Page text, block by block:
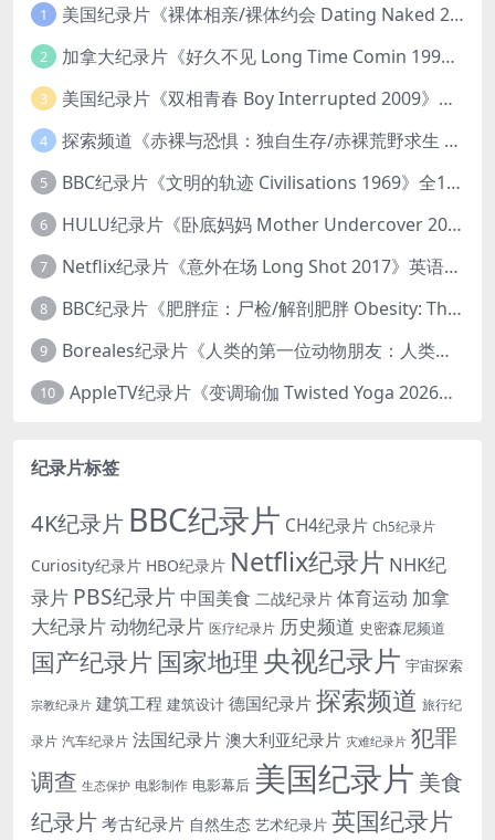
1 美国纪录片《裸体相亲/裸体约会 Dating Naked 2014-2016》第1-3季全33集 英语中英双字 无水印纯净版 1080P/MKV/85.6G 裸体相亲真人秀
2 加拿大纪录片《好久不见 Long Time Comin 1993》英语中英双字 官方纯净版 1080P/MKV/1G 女同性艺术家
3 美国纪录片《双相青春 Boy Interrupted 2009》英语中英双字 官方纯净版 1080P/MKV/1.43G 青少年躁郁症
4 探索频道《赤裸与恐惧：独自生存/赤裸荒野求生 Naked and Afraid: Solo 2023》第一季全8集 英语中英双字 官方纯净版 高码1080P/MKV/45.4G
5 BBC纪录片《文明的轨迹 Civilisations 1969》全13集 英语中英双字 高清收藏版 1080P/MKV/64.1G 西方艺术史话
6 HULU纪录片《卧底妈妈 Mother Undercover 2023》全4集 英语中英双字 官方纯净版 1080P/MKV/7.6G 拯救孩子
7 Netflix纪录片《意外在场 Long Shot 2017》英语中字 720P/NKV/1.06GB 美国谋杀误判案件
8 BBC纪录片《肥胖症：尸检/解剖肥胖 Obesity: The Post Mortem 2016》英语中英双字 无水印纯净版 1080P/MKV/1.03G
9 Boreales纪录片《人类的第一位动物朋友：人类和狗的神奇故事 Man’s First Friend 2018》英语中英双字 1080P/MP4/1.8G 狗的神奇故事
10 AppleTV纪录片《变调瑜伽 Twisted Yoga 2026》全3集 英语中英双字 无水印纯净版 1080P/MKV/10G 瑜伽大师背后的真相
纪录片标签
4K纪录片 BBC纪录片 CH4纪录片 Ch5纪录片
Curiosity纪录片 HBO纪录片 Netflix纪录片 NHK纪
录片 PBS纪录片 中国美食 二战纪录片 体育运动 加拿
大纪录片动物纪录片 医疗纪录片 历史频道 史密森尼频道
国产纪录片 国家地理 央视纪录片 宇宙探索
宗教纪录片 建筑工程 建筑设计 德国纪录片 探索频道 旅行纪
录片 汽车纪录片 法国纪录片 澳大利亚纪录片 灾难纪录片 犯罪
调查 生态保护 电影制作 电影幕后 美国纪录片 美食
纪录片考古纪录片 自然生态 艺术纪录片 英国纪录片